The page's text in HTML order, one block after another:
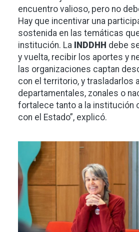
encuentro valioso, pero no
Hay que incentivar una
sostenida en las temáticas
institución. La
INDDHH debe
y vuelta, recibir los aportes y
las organizaciones captan
con el territorio, y trasladarlos
departamentales, zonales o
fortalece tanto a la institución
con el Estado”, explicó.
Imagen